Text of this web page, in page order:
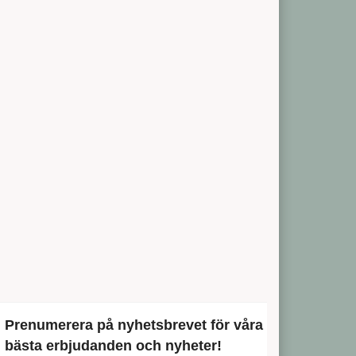
Prenumerera på nyhetsbrevet för våra
bästa erbjudanden och nyheter!